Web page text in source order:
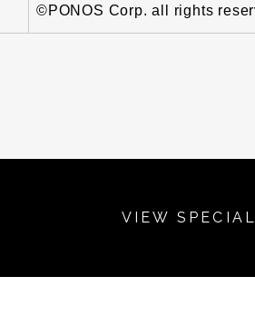
©PONOS Corp. all rights
VIEW